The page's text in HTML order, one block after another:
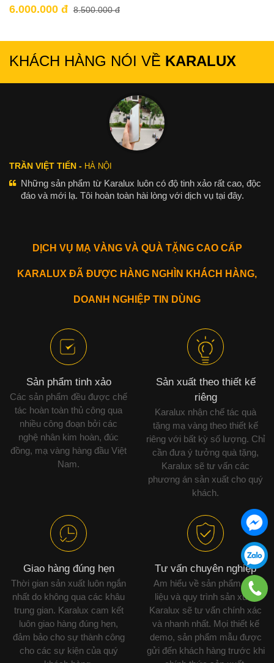
6.000.000 đ 8.500.000 đ
KHÁCH HÀNG NÓI VỀ KARALUX
TRẦN VIỆT TIẾN - HÀ NỘI
Những sản phẩm từ Karalux luôn có độ tinh xảo rất cao, độc
đáo và mới lạ. Tôi hoàn toàn hài lòng với dịch vụ tại đây.
DỊCH VỤ MẠ VÀNG VÀ QUÀ TẶNG CAO CẤP
KARALUX ĐÃ ĐƯỢC HÀNG NGHÌN KHÁCH HÀNG,
DOANH NGHIỆP TIN DÙNG
Sản phẩm tinh xảo
Các sản phẩm đều được chế
tác hoàn toàn thủ công qua
nhiều công đoạn bởi các
nghệ nhân kim hoàn, đúc
đồng, mạ vàng hàng đầu Việt
Nam.
Sản xuất theo thiết kế
riêng
Karalux nhận chế tác quà
tặng mạ vàng theo thiết kế
riêng với bất kỳ số lượng. Chỉ
cần đưa ý tưởng quà tặng,
Karalux sẽ tư vấn các
phương án sản xuất cho quý
khách.
Giao hàng đúng hẹn
Thời gian sản xuất luôn ngắn
nhất do không qua các khâu
trung gian. Karalux cam kết
luôn giao hàng đúng hẹn,
đảm bảo cho sự thành công
cho các sự kiện của quý
Tư vấn chuyên nghiệp
Am hiểu về sản phẩm, vật
liệu và quy trình sản xuất,
Karalux sẽ tư vấn chính xác
và nhanh nhất. Mọi thiết kế
demo, sản phẩm mẫu được
gửi đến khách hàng trước khi